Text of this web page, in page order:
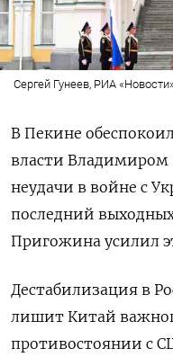
Сергей Гунеев, РИА
В Пекине
власти Владимиром
неудачи в войне с
последний
Пригожина усилил
Дестабилизация в
лишит Китай
противостоянии с